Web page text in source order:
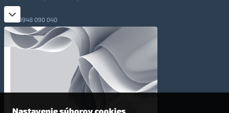
0948 090 040
+421 948 090 051
info@totalmoney.sk
Levočská 866, Poprad, 058 01
Nastavenie súborov cookies